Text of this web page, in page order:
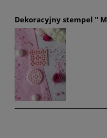
Dekoracyjny stempel "